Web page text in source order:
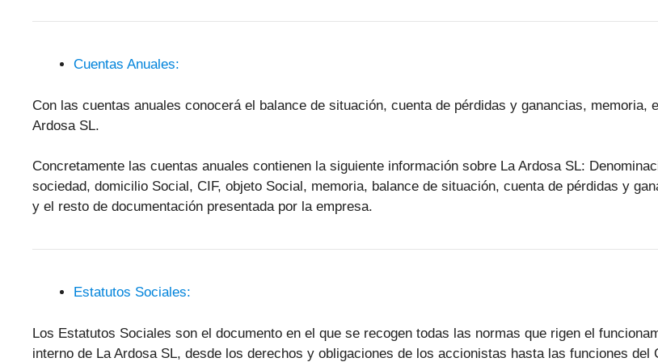
Cuentas Anuales:
Con las cuentas anuales conocerá el balance de situación, cuenta de pérdidas y ganancias, memoria,
Ardosa SL.
Concretamente las cuentas anuales contienen la siguiente información sobre La Ardosa SL:
sociedad, domicilio Social, CIF, objeto Social, memoria, balance de situación, cuenta de pérdidas y
y el resto de documentación presentada por la empresa.
Estatutos Sociales:
Los Estatutos Sociales son el documento en el que se recogen todas las normas que rigen el
interno de La Ardosa SL, desde los derechos y obligaciones de los accionistas hasta las funciones del